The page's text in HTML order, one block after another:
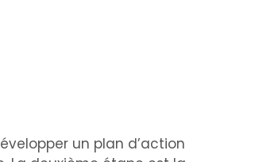
un plan d’action